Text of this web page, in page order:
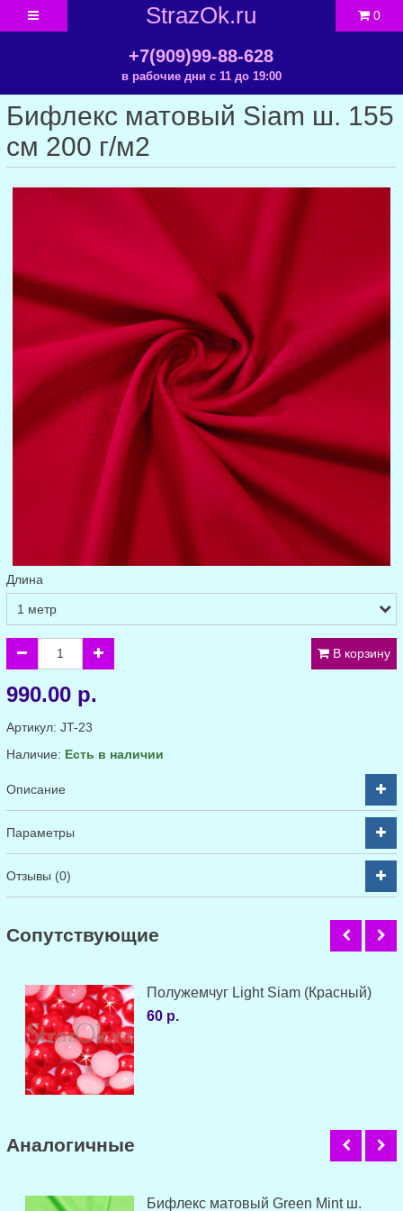
StrazOk.ru
+7(909)99-88-628
в рабочие дни с 11 до 19:00
0
Бифлекс матовый Siam ш. 155
см 200 г/м2
Длина
В корзину
990.00 р.
Артикул: JT-23
Наличие: Есть в наличии
Описание
Параметры
Отзывы (0)
Cопутствующие
Полужемчуг Light Siam (Красный)
60 р.
Аналогичные
Бифлекс матовый Green Mint ш.